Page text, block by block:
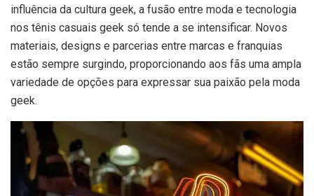
influência da cultura geek, a fusão entre moda e tecnologia
nos tênis casuais geek só tende a se intensificar. Novos
materiais, designs e parcerias entre marcas e franquias
estão sempre surgindo, proporcionando aos fãs uma ampla
variedade de opções para expressar sua paixão pela moda
geek.